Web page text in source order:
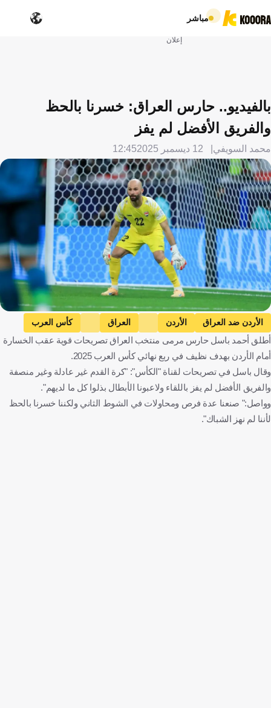
مباشر
إعلان
بالفيديو.. حارس العراق: خسرنا بالحظ
والفريق الأفضل لم يفز
محمد السويفي 12 ديسمبر 2025 12:45
الأردن ضد العراق الأردن العراق
كأس العرب
الأردن
العراق كرة قدم
أطلق أحمد باسل حارس مرمى منتخب العراق تصريحات قوية عقب الخسارة
أمام الأردن بهدف نظيف في ربع نهائي كأس العرب 2025.
وقال باسل في تصريحات لقناة "الكأس": "كرة القدم غير عادلة وغير منصفة
والفريق الأفضل لم يفز باللقاء ولاعبونا الأبطال بذلوا كل ما لديهم".
وواصل:" صنعنا عدة فرص ومحاولات في الشوط الثاني ولكننا خسرنا بالحظ
لأننا لم نهز الشباك".